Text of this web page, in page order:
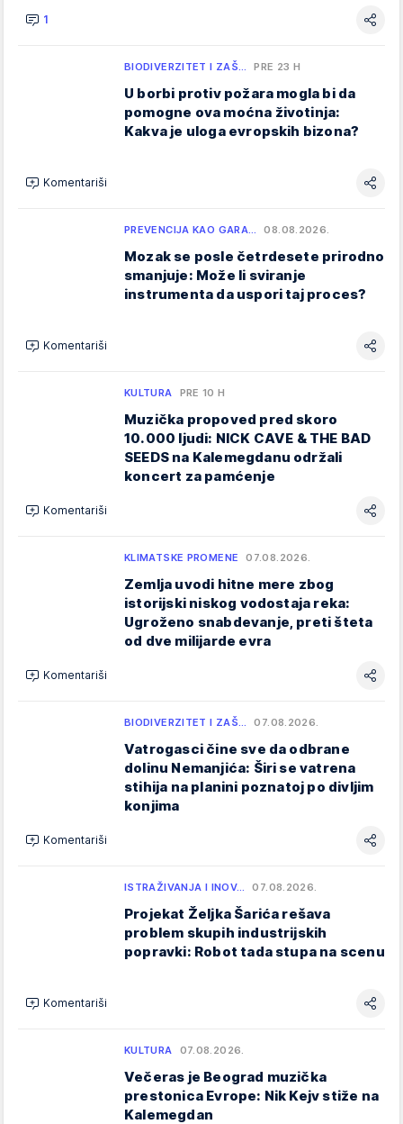
1
BIODIVERZITET I ZAŠ… PRE 23 H
U borbi protiv požara mogla bi da
pomogne ova moćna životinja:
Kakva je uloga evropskih bizona?
Komentariši
PREVENCIJA KAO GARA… 08.08.2026.
Mozak se posle četrdesete prirodno
smanjuje: Može li sviranje
instrumenta da uspori taj proces?
Komentariši
KULTURA PRE 10 H
Muzička propoved pred skoro
10.000 ljudi: NICK CAVE & THE BAD
SEEDS na Kalemegdanu održali
koncert za pamćenje
Komentariši
KLIMATSKE PROMENE 07.08.2026.
Zemlja uvodi hitne mere zbog
istorijski niskog vodostaja reka:
Ugroženo snabdevanje, preti šteta
od dve milijarde evra
Komentariši
BIODIVERZITET I ZAŠ… 07.08.2026.
Vatrogasci čine sve da odbrane
dolinu Nemanjića: Širi se vatrena
stihija na planini poznatoj po divljim
konjima
Komentariši
ISTRAŽIVANJA I INOV… 07.08.2026.
Projekat Željka Šarića rešava
problem skupih industrijskih
popravki: Robot tada stupa na scenu
Komentariši
KULTURA 07.08.2026.
Večeras je Beograd muzička
prestonica Evrope: Nik Kejv stiže na
Kalemegdan